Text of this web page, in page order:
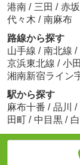
港南 / 三田 / 赤坂
代々木 / 南麻布
路線から探す
山手線 / 南北線 /
京浜東北線 / 小
湘南新宿ライン
駅から探す
麻布十番 / 品川 /
田町 / 中目黒 /